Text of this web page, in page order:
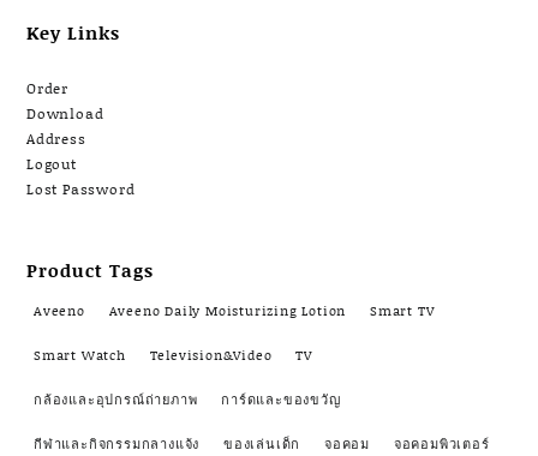
Key Links
Order
Download
Address
Logout
Lost Password
Product Tags
Aveeno Aveeno Daily Moisturizing Lotion Smart TV
Smart Watch Television&Video TV
กล้องและอุปกรณ์ถ่ายภาพ การ์ดและของขวัญ
กีฬาและกิจกรรมกลางแจ้ง ของเล่นเด็ก จอคอม จอคอมพิวเตอร์